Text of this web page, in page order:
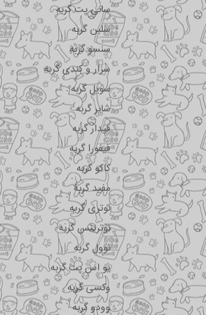
سانی پت گربه
سلبن گربه
سنسو گربه
سزار و کندی گربه
سویل گربه
شایر گربه
فیدار گربه
فیفورا گربه
کاکو گربه
مفید گربه
نوتری گربه
نوترینس گربه
نوول گربه
یو اس پت گربه
وکسی گربه
وودو گربه